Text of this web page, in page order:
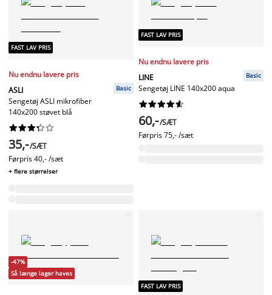
FAST LAV PRIS
Nu endnu lavere pris
ASLI
Sengetøj ASLI mikrofiber
140x200 støvet blå
Basic






35,-/SÆT
Førpris40,- /sæt
+ flere størrelser
FAST LAV PRIS
Nu endnu lavere pris
LINE
Sengetøj LINE 140x200 aqua
Basic






60,-/SÆT
Førpris75,- /sæt
-47%
Så længe lager haves
FAST LAV PRIS